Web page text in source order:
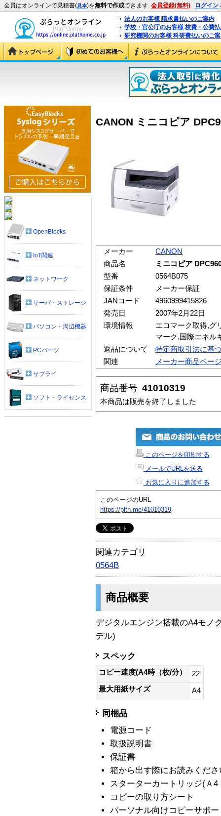
会員はオンラインで見積書(見本)を無料で作成できます 会員登録(無料) ログイン
法人のお客様 請求書払いのご案内
学校・官公庁のお客様 校費・公費
研究機関のお客様 科研費払いのご
CANON ミニコピア
メーカー
CANON
商品名
ミニコピア
型番
0564B075
保証条件
メーカー保証
JANコード
4960999415826
発売日
2007年2月22日
環境情報
エコマーク取得,グ
マーク,国際エネル
返品について
特定商取引法に基
関連
メーカー商品ペー
商品番号 41010319
本商品は販売を終了しました
このページを印刷する
メールでURLを送る
お気に入りに追加する
このページのURL
https://plth.me/41010319
関連カテゴリ
0564B
商品概要
デジタルエンジン搭載のA4モノ
デル)
スペック
コピー速度(A4時（枚/分）
22
最大用紙サイズ
A4
同梱品
電源コード
取扱説明書
保証書
箱から出す際にお読みくださ
スターターカートリッジ(Ａ
コピーの取り方シート
パーソナル向けコピーサポ
OpenBlocks
IoT関連
ネットワーク
サーバ・ストレージ
パソコン・周辺機器
PCパーツ
サプライ
ソフト・ライセンス